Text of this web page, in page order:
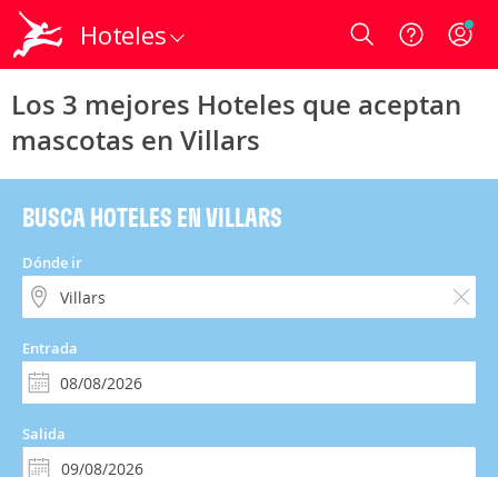
Hoteles Login
Los 3 mejores Hoteles que aceptan
mascotas en Villars
BUSCA HOTELES EN VILLARS
Dónde ir
Entrada
Salida